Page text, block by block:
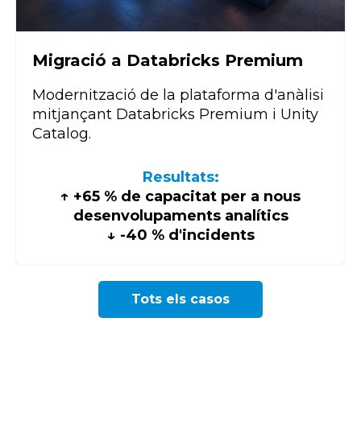
Migració a Databricks Premium
Modernització de la plataforma d'anàlisi
mitjançant Databricks Premium i Unity
Catalog.
Resultats:
↑ +65 % de capacitat per a nous
desenvolupaments analítics
↓ -40 % d'incidents
Tots els casos